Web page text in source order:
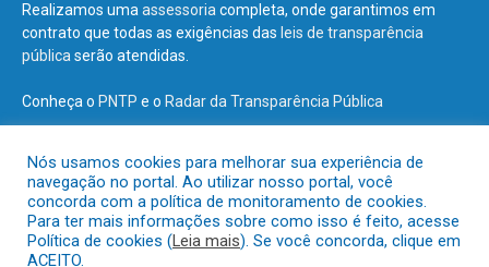
Realizamos uma assessoria completa, onde garantimos em
contrato que todas as exigências das leis de transparência
pública serão atendidas.
Conheça o PNTP e o Radar da Transparência Pública
Todos os direitos reservados a Prefeitura Municipal de Terra Santa.
Nós usamos cookies para melhorar sua experiência de
navegação no portal. Ao utilizar nosso portal, você
concorda com a política de monitoramento de cookies.
Para ter mais informações sobre como isso é feito, acesse
Política de cookies (Leia mais). Se você concorda, clique em
ACEITO.